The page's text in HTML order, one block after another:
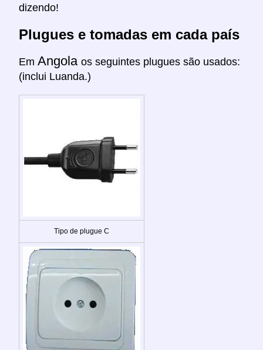
dizendo!
Plugues e tomadas em cada país
Em Angola os seguintes plugues são usados:
(inclui Luanda.)
Tipo de plugue C